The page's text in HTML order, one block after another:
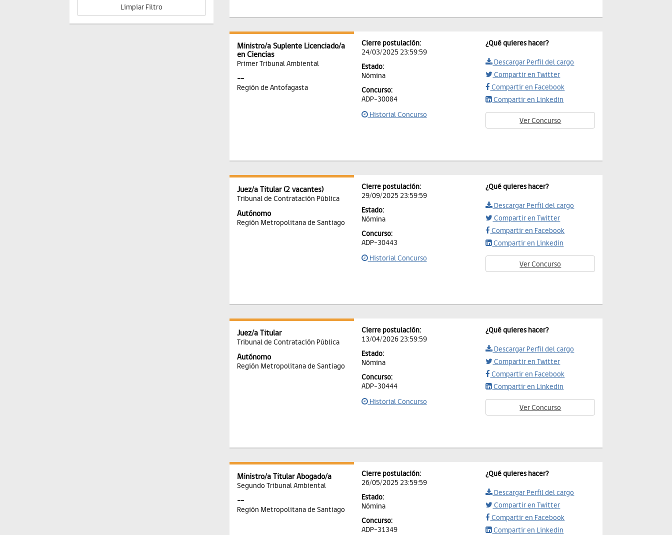
Ministro/a Suplente Licenciado/a
en Ciencias
Primer Tribunal Ambiental
--
Región de Antofagasta
Cierre postulación:
24/03/2025 23:59:59
Estado:
Nómina
Concurso:
ADP-30084
Historial Concurso
¿Qué quieres hacer?
Descargar Perfil del cargo
Compartir en Twitter
Compartir en Facebook
Compartir en Linkedin
Ver Concurso
Juez/a Titular (2 vacantes)
Tribunal de Contratación Pública
Autónomo
Región Metropolitana de Santiago
Cierre postulación:
29/09/2025 23:59:59
Estado:
Nómina
Concurso:
ADP-30443
Historial Concurso
¿Qué quieres hacer?
Descargar Perfil del cargo
Compartir en Twitter
Compartir en Facebook
Compartir en Linkedin
Ver Concurso
Juez/a Titular
Tribunal de Contratación Pública
Autónomo
Región Metropolitana de Santiago
Cierre postulación:
13/04/2026 23:59:59
Estado:
Nómina
Concurso:
ADP-30444
Historial Concurso
¿Qué quieres hacer?
Descargar Perfil del cargo
Compartir en Twitter
Compartir en Facebook
Compartir en Linkedin
Ver Concurso
Ministro/a Titular Abogado/a
Segundo Tribunal Ambiental
--
Región Metropolitana de Santiago
Cierre postulación:
26/05/2025 23:59:59
Estado:
Nómina
Concurso:
ADP-31349
¿Qué quieres hacer?
Descargar Perfil del cargo
Compartir en Twitter
Compartir en Facebook
Compartir en Linkedin